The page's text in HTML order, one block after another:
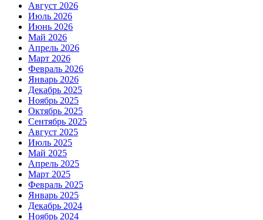
Август 2026
Июль 2026
Июнь 2026
Май 2026
Апрель 2026
Март 2026
Февраль 2026
Январь 2026
Декабрь 2025
Ноябрь 2025
Октябрь 2025
Сентябрь 2025
Август 2025
Июль 2025
Май 2025
Апрель 2025
Март 2025
Февраль 2025
Январь 2025
Декабрь 2024
Ноябрь 2024